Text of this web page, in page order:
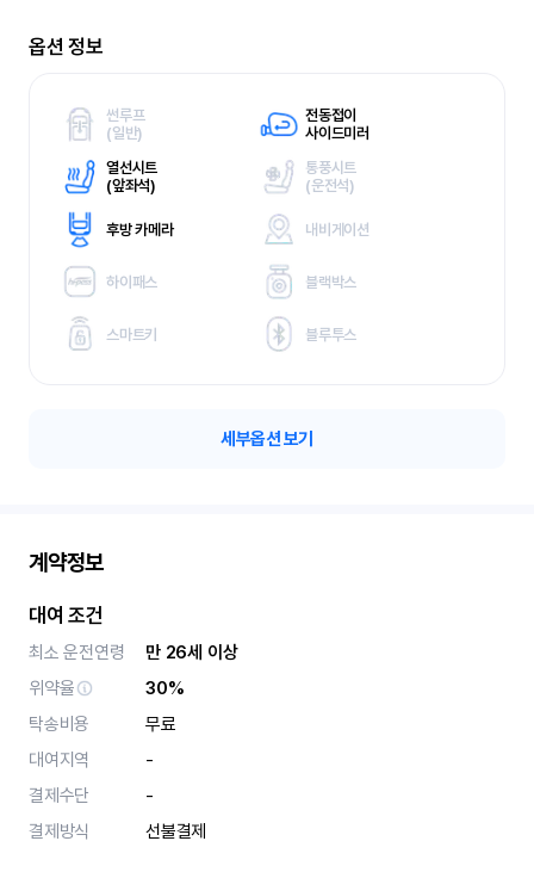
옵션 정보
썬루프
(일반)
전동접이
사이드미러
열선시트
(앞좌석)
통풍시트
(운전석)
후방 카메라 내비게이션
하이패스 블랙박스
스마트키 블루투스
세부옵션 보기
계약정보
대여 조건
최소 운전연령
만 26세 이상
위약율
30%
탁송비용
무료
대여지역
-
결제수단
-
결제방식
선불결제